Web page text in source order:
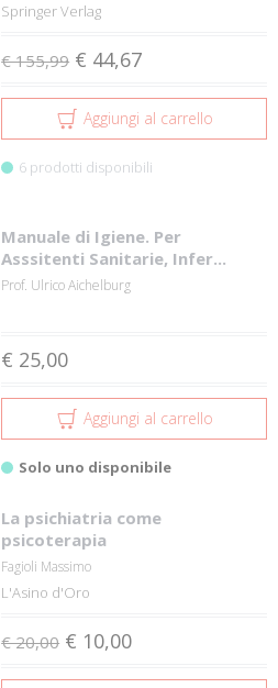
Springer Verlag
€ 155,99 € 44,67
Aggiungi al carrello
6 prodotti disponibili
Manuale di Igiene. Per
Asssitenti Sanitarie, Infer...
Prof. Ulrico Aichelburg
€ 25,00
Aggiungi al carrello
Solo uno disponibile
La psichiatria come
psicoterapia
Fagioli Massimo
L'Asino d'Oro
€ 20,00 € 10,00